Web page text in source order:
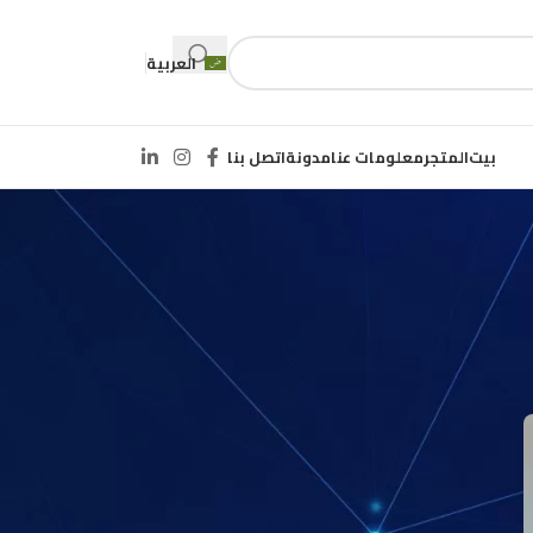
العربية
بيتالمتجرمعلومات عنامدونةاتصل بنا
CATEGORIES
غير مصنف
RECENT COMMENTS